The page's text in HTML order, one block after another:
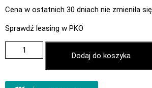
Cena w ostatnich 30 dniach nie zmieniła się
Sprawdź leasing w PKO
Dodaj do koszyka